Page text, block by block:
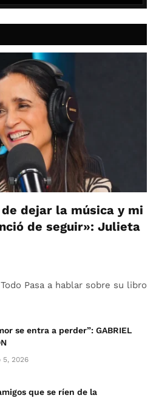
dejar la música y mi
de seguir»: Julieta
Pasa a hablar sobre su libro
se entra a perder”: GABRIEL
5, 2026
que se ríen de la